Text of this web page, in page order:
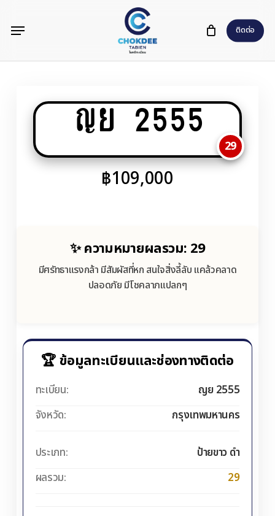
content
ติดต่อ
Menu
ญย 2555
29
฿109,000
✨ ความหมายผลรวม: 29
มีศรัทธาแรงกล้า มีสัมผัสที่หก สนใจสิ่งลี้ลับ แคล้วคลาด
ปลอดภัย มีโชคลาภแปลกๆ
🏆 ข้อมูลทะเบียนและช่องทางติดต่อ
ทะเบียน:
ญย 2555
จังหวัด:
กรุงเทพมหานคร
ประเภท:
ป้ายขาว ดำ
ผลรวม:
29